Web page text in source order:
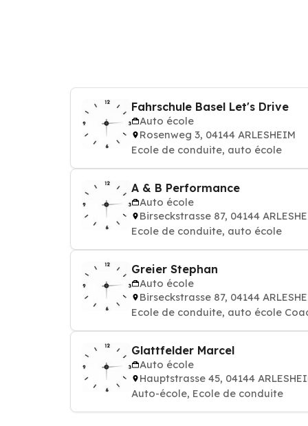
Fahrschule Basel Let's Drive
Auto école
Rosenweg 3, 04144 ARLESHEIM
Ecole de conduite, auto école
A & B Performance
Auto école
Birseckstrasse 87, 04144
Ecole de conduite, auto école
Greier Stephan
Auto école
Birseckstrasse 87, 04144
Ecole de conduite, auto école
Glattfelder Marcel
Auto école
Hauptstrasse 45, 04144
Auto-école, Ecole de conduite